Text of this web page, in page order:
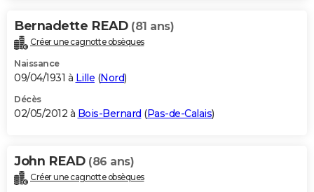
Bernadette READ (81 ans)
Créer une cagnotte obsèques
Naissance
09/04/1931 à Lille (Nord)
Décès
02/05/2012 à Bois-Bernard (Pas-de-Calais)
John READ (86 ans)
Créer une cagnotte obsèques